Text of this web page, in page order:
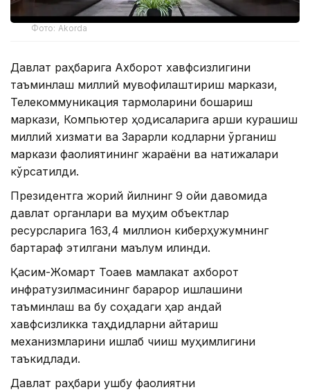
Фото: Akorda
Давлат раҳбарига Ахборот хавфсизлигини
таъминлаш миллий мувофиқлаштириш маркази,
Телекоммуникация тармоқларини бошқариш
маркази, Компьютер ҳодисаларига қарши курашиш
миллий хизмати ва Зарарли кодларни ўрганиш
маркази фаолиятининг жараёни ва натижалари
кўрсатилди.
Президентга жорий йилнинг 9 ойи давомида
давлат органлари ва муҳим объектлар
ресурсларига 163,4 миллион киберҳужумнинг
бартараф этилгани маълум қилинди.
Қасим-Жомарт Тоқаев мамлакат ахборот
инфратузилмасининг барқарор ишлашини
таъминлаш ва бу соҳадаги ҳар қандай
хавфсизликка таҳдидларни қайтариш
механизмларини ишлаб чиқиш муҳимлигини
таъкидлади.
Давлат раҳбари ушбу фаолиятни